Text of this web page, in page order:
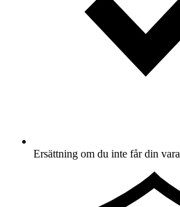
Ersättning om du inte får din vara